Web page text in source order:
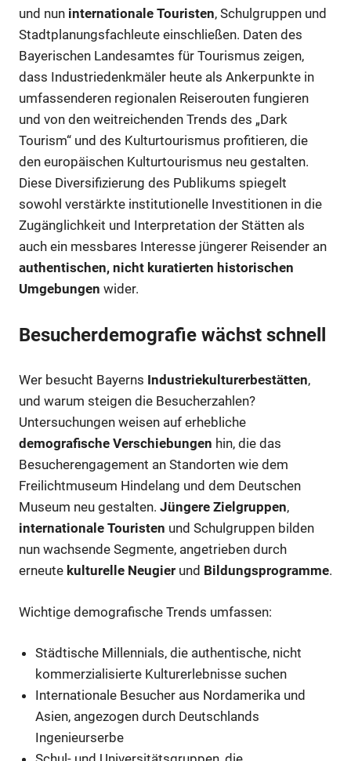
und nun internationale Touristen, Schulgruppen und
Stadtplanungsfachleute einschließen. Daten des
Bayerischen Landesamtes für Tourismus zeigen,
dass Industriedenkmäler heute als Ankerpunkte in
umfassenderen regionalen Reiserouten fungieren
und von den weitreichenden Trends des „Dark
Tourism“ und des Kulturtourismus profitieren, die
den europäischen Kulturtourismus neu gestalten.
Diese Diversifizierung des Publikums spiegelt
sowohl verstärkte institutionelle Investitionen in die
Zugänglichkeit und Interpretation der Stätten als
auch ein messbares Interesse jüngerer Reisender an
authentischen, nicht kuratierten historischen
Umgebungen wider.
Besucherdemografie wächst schnell
Wer besucht Bayerns Industriekulturerbestätten,
und warum steigen die Besucherzahlen?
Untersuchungen weisen auf erhebliche
demografische Verschiebungen hin, die das
Besucherengagement an Standorten wie dem
Freilichtmuseum Hindelang und dem Deutschen
Museum neu gestalten. Jüngere Zielgruppen,
internationale Touristen und Schulgruppen bilden
nun wachsende Segmente, angetrieben durch
erneute kulturelle Neugier und Bildungsprogramme.
Wichtige demografische Trends umfassen:
Städtische Millennials, die authentische, nicht
kommerzialisierte Kulturerlebnisse suchen
Internationale Besucher aus Nordamerika und
Asien, angezogen durch Deutschlands
Ingenieurserbe